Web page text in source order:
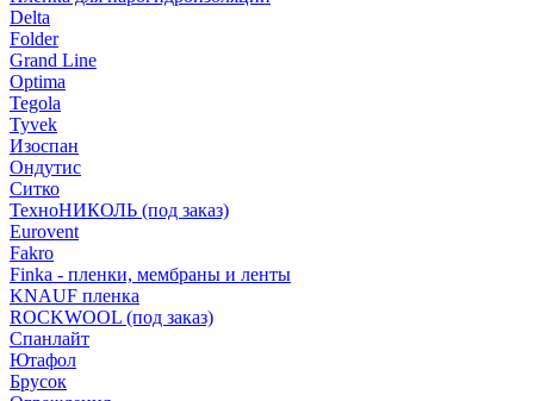
Delta
Folder
Grand Line
Optima
Tegola
Tyvek
Изоспан
Ондутис
Ситко
ТехноНИКОЛЬ (под заказ)
Eurovent
Fakro
Finka - пленки, мембраны и ленты
KNAUF пленка
ROCKWOOL (под заказ)
Спанлайт
Ютафол
Брусок